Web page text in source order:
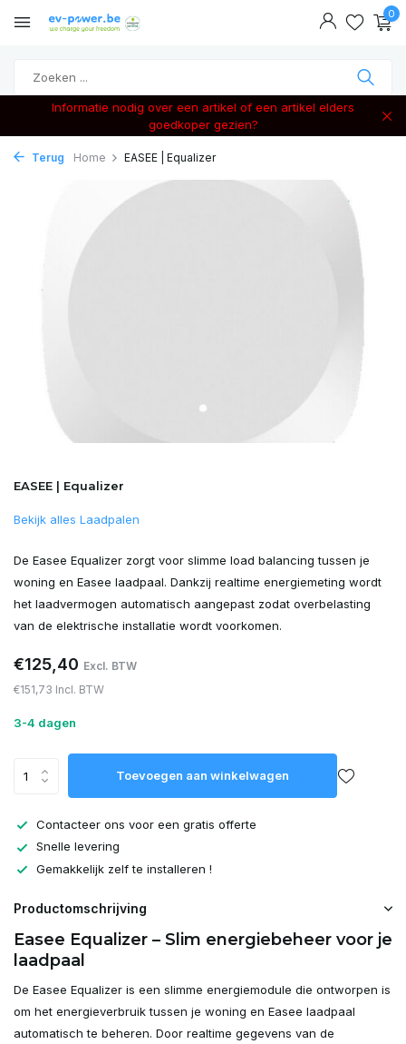
0
Informatie nodig over een artikel of een artikel elders
goedkoper gezien?
Terug Home EASEE | Equalizer
EASEE | Equalizer
Bekijk alles Laadpalen
De Easee Equalizer zorgt voor slimme load balancing tussen je
woning en Easee laadpaal. Dankzij realtime energiemeting wordt
het laadvermogen automatisch aangepast zodat overbelasting
van de elektrische installatie wordt voorkomen.
€125,40 Excl. BTW
€151,73 Incl. BTW
3-4 dagen
Toevoegen aan winkelwagen
Contacteer ons voor een gratis offerte
Snelle levering
Gemakkelijk zelf te installeren !
Productomschrijving
Easee Equalizer – Slim energiebeheer voor je
laadpaal
De Easee Equalizer is een slimme energiemodule die ontworpen is
om het energieverbruik tussen je woning en Easee laadpaal
automatisch te beheren. Door realtime gegevens van de